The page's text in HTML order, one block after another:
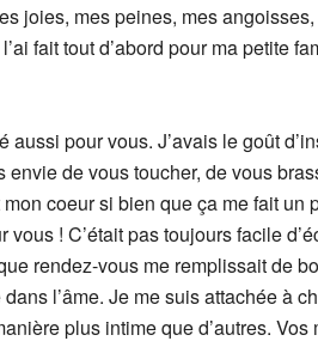
joies, mes peines, mes
fait tout d’abord pour ma petite
aussi pour vous. J’avais le goût
envie de vous toucher, de vous
coeur si bien que ça me fait un
vous ! C’était pas toujours facile
rendez-vous me remplissait de
l’âme. Je me suis attachée à
plus intime que d’autres. Vos